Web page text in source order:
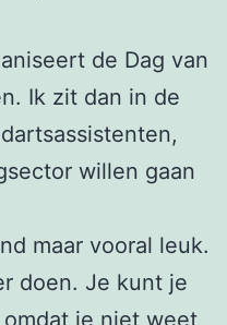
de Dag van
Ik zit dan in de
willen gaan
maar vooral leuk.
doen. Je kunt je
je niet weet